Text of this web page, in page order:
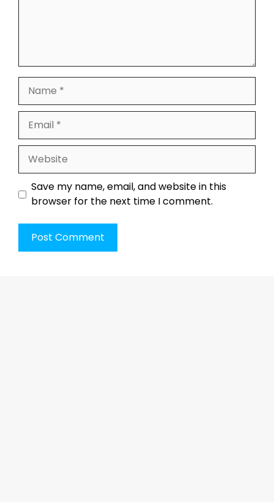
Website
Save my name, email, and website in this
browser for the next time I comment.